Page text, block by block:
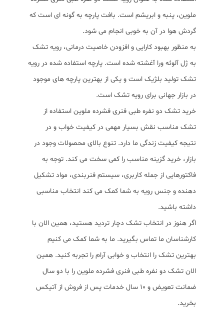
ملوین، پنبه و ابریشم است. بافت پارچه به گونه ای است که
گردش هوا در آن به خوبی انجام می شود.
به منظور بهبود کارایی و افزودن خاصیت درمانی، رویه تشک
به ژل آلوئه ورا آغشته شده است. پارچه استفاده شده در رویه
تشک تولید بلژیک است و یکی از بهترین پارچه های موجود
در بازار جهانی برای رویه تشک است.
خرید تشک دو نفره طبی فنری فشرده ملوین استفاده از
تشک مناسب نقش بسیار مهمی در کیفیت خواب و در
نتیجه کیفیت زندگی ما دارد. تنوع بالای محصولات وجود در
بازار، خرید گزینه مناسب را کمی سخت می کند. توجه به
فاکتورهایی از جمله کاربری، سیستم فنربندی، مواد تشکیل
دهنده و جنس رویه به شما کمک می کند انتخاب مناسبی
داشته باشید.
اگر هنوز در انتخاب تشک دچار تردید هستید، همین الان با
کارشناسان ما تماس بگیرید. ما به شما کمک می کنیم
بهترین تشک را انتخاب و خوابی آرام را تجربه کنید. همین
الان تشک دو نفره طبی فنری فشرده ملوین را با دو سال
ضمانت تعویض و ۱۰ سال خدمات پس از فروش از آتیکس
بخرید.